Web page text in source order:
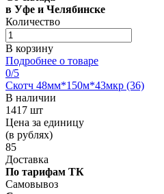
в Уфе и Челябинске
Количество
В корзину
Подробнее о товаре
0/5
Скотч 48мм*150м*43мкр (36)
В наличии
1417 шт
Цена за единицу
(в рублях)
85
Доставка
По тарифам ТК
Самовывоз